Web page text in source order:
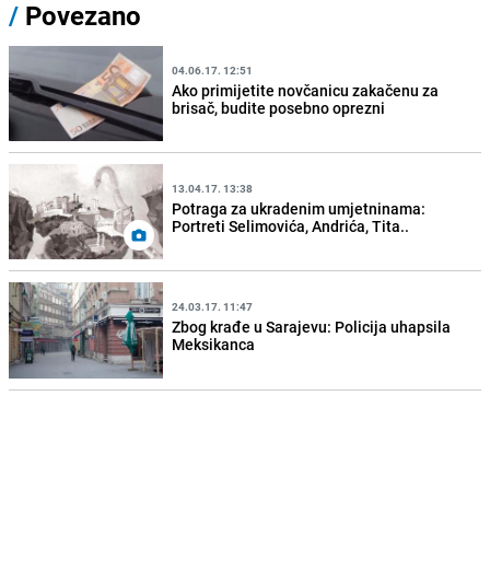
/ Povezano
04.06.17. 12:51
Ako primijetite novčanicu zakačenu za
brisač, budite posebno oprezni
13.04.17. 13:38
Potraga za ukradenim umjetninama:
Portreti Selimovića, Andrića, Tita..
24.03.17. 11:47
Zbog krađe u Sarajevu: Policija uhapsila
Meksikanca